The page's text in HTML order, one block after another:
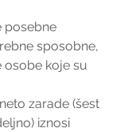
posebne
sposobne,
osobe koje su
zarade (šest
iznosi